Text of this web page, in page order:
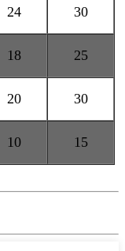
24 30
18 25
20 30
10 15